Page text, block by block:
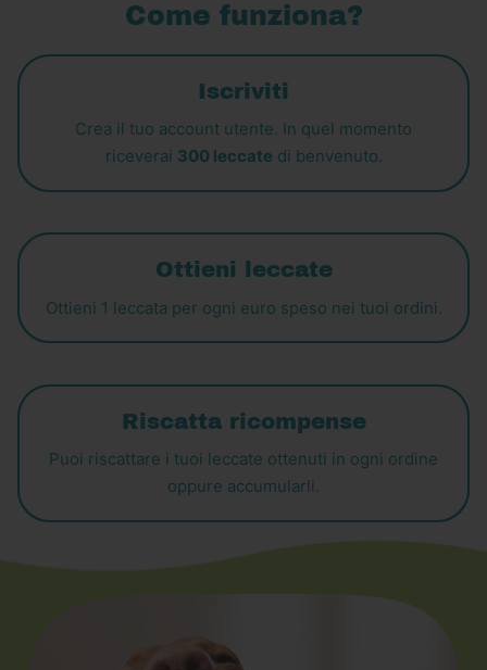
Unisciti al Club MAIKAI!
Come funziona?
Iscriviti
Crea il tuo account utente. In quel momento
riceverai 300 leccate di benvenuto.
Ottieni leccate
Ottieni 1 leccata per ogni euro speso nei tuoi ordini.
Riscatta ricompense
Puoi riscattare i tuoi leccate ottenuti in ogni ordine
oppure accumularli.